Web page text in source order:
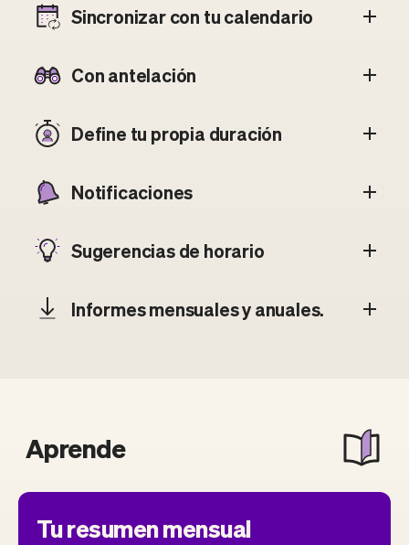
Sincronizar con tu calendario
Con antelación
Define tu propia duración
Notificaciones
Sugerencias de horario
Informes mensuales y anuales.
Aprende
Tu resumen mensual